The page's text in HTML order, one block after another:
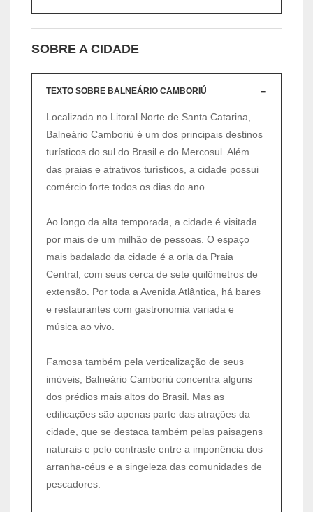
SOBRE A CIDADE
TEXTO SOBRE BALNEÁRIO CAMBORIÚ
Localizada no Litoral Norte de Santa Catarina,
Balneário Camboriú é um dos principais destinos
turísticos do sul do Brasil e do Mercosul. Além
das praias e atrativos turísticos, a cidade possui
comércio forte todos os dias do ano.
Ao longo da alta temporada, a cidade é visitada
por mais de um milhão de pessoas. O espaço
mais badalado da cidade é a orla da Praia
Central, com seus cerca de sete quilômetros de
extensão. Por toda a Avenida Atlântica, há bares
e restaurantes com gastronomia variada e
música ao vivo.
Famosa também pela verticalização de seus
imóveis, Balneário Camboriú concentra alguns
dos prédios mais altos do Brasil. Mas as
edificações são apenas parte das atrações da
cidade, que se destaca também pelas paisagens
naturais e pelo contraste entre a imponência dos
arranha-céus e a singeleza das comunidades de
pescadores.